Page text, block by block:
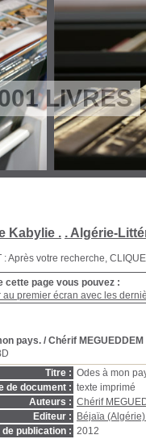
LIVRES
Kabylie . . Algérie-
: Après votre recherche,
cette page vous pouvez :
au premier écran avec les
pays. / Chérif MEGUEDDEM
Titre : Odes à mon
de document : texte imprimé
Auteurs : Chérif
Editeur :
Béjaïa
de publication : 2012